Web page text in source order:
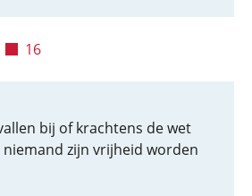
16
bij of krachtens de wet
niemand zijn vrijheid worden